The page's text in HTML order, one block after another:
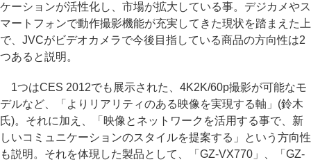
ケーションが活性化し、市場が拡大している事。デジカメやス
マートフォンで動作撮影機能が充実してきた現状を踏まえた上
で、JVCがビデオカメラで今後目指している商品の方向性は2
つあると説明。
1つはCES 2012でも展示された、4K2K/60p撮影が可能なモ
デルなど、「よりリアリティのある映像を実現する軸」(鈴木
氏)。それに加え、「映像とネットワークを活用する事で、新
しいコミュニケーションのスタイルを提案する」という方向性
も説明。それを体現した製品として、「GZ-VX770」、「GZ-